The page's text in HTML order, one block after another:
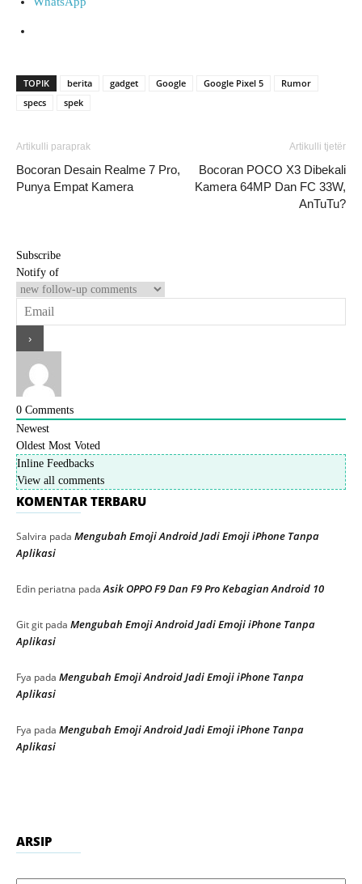
TOPIK berita gadget Google Google Pixel 5
Rumor
specs
spek
Artikulli paraprak
Bocoran Desain Realme 7 Pro,
Punya Empat Kamera
Artikulli tjetër
Bocoran POCO X3 Dibekali
Kamera 64MP Dan FC 33W,
AnTuTu?
Subscribe
Notify of
0 Comments
Newest
Oldest Most Voted
Inline Feedbacks
View all comments
KOMENTAR TERBARU
Salvira pada Mengubah Emoji Android Jadi Emoji iPhone Tanpa
Aplikasi
Edin periatna padaAsik OPPO F9 Dan F9 Pro Kebagian Android 10
Git git pada Mengubah Emoji Android Jadi Emoji iPhone Tanpa
Aplikasi
Fya pada Mengubah Emoji Android Jadi Emoji iPhone Tanpa
Aplikasi
Fya pada Mengubah Emoji Android Jadi Emoji iPhone Tanpa
Aplikasi
ARSIP
Arsip